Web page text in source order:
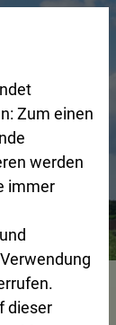
M)
Zum einen
werden
immer
dieser